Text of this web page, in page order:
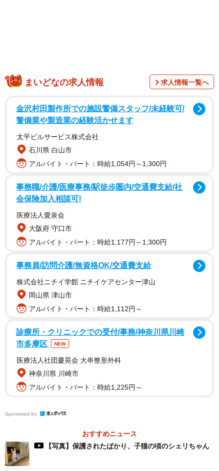
まいどなの求人情報 求人情報一覧へ
金沢村田製作所での施設警備スタッフ/未経験可/
警備業や製造業の経験活かせます
太平ビルサービス株式会社
石川県 白山市
アルバイト・パート：時給1,054円～1,300円
事務職/介護/医療事務/駅徒歩圏内/交通費支給/社
会保険加入相談可!
医療法人愛泉会
大阪府 守口市
アルバイト・パート：時給1,177円～1,300円
事務員/訪問介護/無資格OK/交通費支給
株式会社ニチイ学館 ニチイケアセンター津山
岡山県 津山市
アルバイト・パート：時給1,112円～
診療所・クリニックでの受付/事務/神奈川県川崎
市多摩区
NEW
医療法人社団慶晃会 大串整形外科
神奈川県 川崎市
アルバイト・パート：時給1,225円～
Sponsored by
おすすめニュース
【写真】保護されたばかり、子猫の頃のシェリちゃん